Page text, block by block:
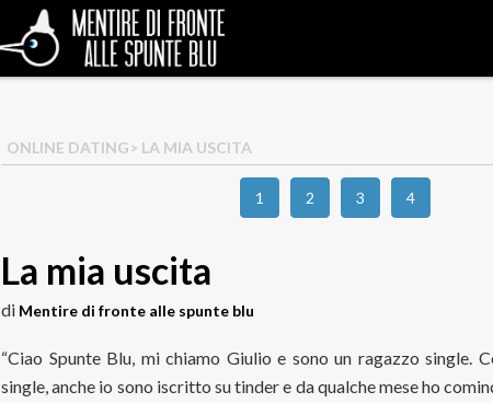
ONLINE DATING> LA MIA USCITA
1 2 3 4
La mia uscita
di Mentire di fronte alle spunte blu
“Ciao Spunte Blu, mi chiamo Giulio e sono un ragazzo single.
single, anche io sono iscritto su tinder e da qualche mese ho